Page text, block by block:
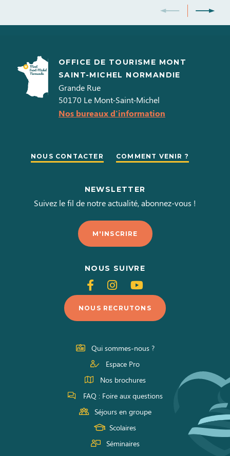
OFFICE DE TOURISME MONT
SAINT-MICHEL NORMANDIE
Grande Rue
50170 Le Mont-Saint-Michel
Nos bureaux d'information
NOUS CONTACTER COMMENT VENIR ?
NEWSLETTER
Suivez le fil de notre actualité, abonnez-vous !
M'INSCRIRE
NOUS SUIVRE
Suivez-
nous
sur
Facebook
Suivez-
nous
sur
Instagram
Suivez-
nous
sur
Youtube
NOUS RECRUTONS
Qui sommes-nous ?
Espace Pro
Nos brochures
FAQ : Foire aux questions
Séjours en groupe
Scolaires
Séminaires